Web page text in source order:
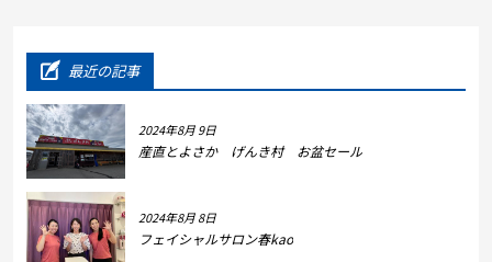
最近の記事
2024年8月 9日
産直とよさか げんき村 お盆セール
2024年8月 8日
フェイシャルサロン春kao